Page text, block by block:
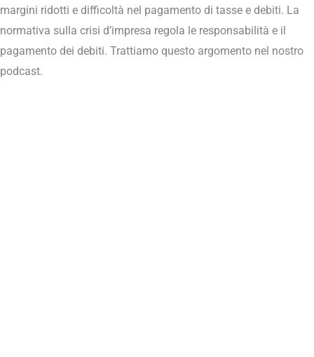
margini ridotti e difficoltà nel pagamento di tasse e debiti. La
normativa sulla crisi d’impresa regola le responsabilità e il
pagamento dei debiti. Trattiamo questo argomento nel nostro
podcast.